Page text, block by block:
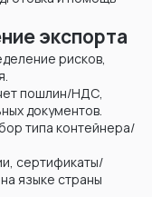
экспорта
рисков,
пошлин/НДС,
документов.
типа контейнера/
сертификаты/
языке страны